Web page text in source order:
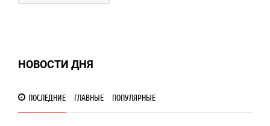
НОВОСТИ ДНЯ
ПОСЛЕДНИЕ ГЛАВНЫЕ ПОПУЛЯРНЫЕ